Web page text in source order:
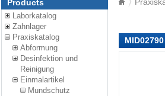
Products
Laborkatalog
Zahnlager
Praxiskatalog
Abformung
Desinfektion und
Reinigung
Einmalartikel
Mundschutz
MID02790